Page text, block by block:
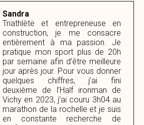
Sandra
Triathlète et entrepreneuse en
construction, je me consacre
entièrement à ma passion. Je
pratique mon sport plus de 20h
par semaine afin d’être meilleure
jour après jour. Pour vous donner
quelques chiffres, j’ai fini
deuxième de l’Half ironman de
Vichy en 2023, j’ai couru 3h04 au
marathon de la rochelle et je suis
en constante recherche de